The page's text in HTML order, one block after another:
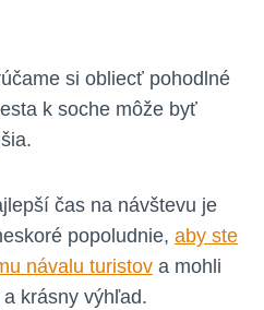
si obliecť pohodlné
k soche môže byť
čas na návštevu je
popoludnie, aby ste
návalu turistov a mohli
krásny výhľad.